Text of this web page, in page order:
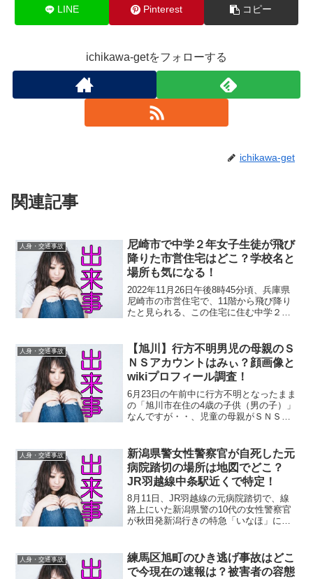
LINE Pinterest コピー
ichikawa-getをフォローする
ichikawa-get
関連記事
人身・交通事故
尼崎市で中学２年女子生徒が飛び
降りた市営住宅はどこ？学校名と
場所も気になる！
2022年11月26日午後8時45分頃、兵庫県
尼崎市の市営住宅で、11階から飛び降り
たと見られる、この住宅に住む中学２年
した。報道によると、近くの住民から
「人が落ちてき...
人身・交通事故
【旭川】行方不明男児の母親のＳ
ＮＳアカウントはみぃ？顔画像と
wikiプロフィール調査！
6月23日の午前中に行方不明となったまま
の「旭川市在住の4歳の子供（男の子）」
なんですが・・、児童の母親がＳＮＳで
とはＸ（旧ツイッター）で、アカウント
名は、「みぃ @m...
人身・交通事故
新潟県警女性警察官が自死した元
病院踏切の場所は地図でどこ？
JR羽越線中条駅近くで特定！
8月11日、JR羽越線の元病院踏切で、線
路上にいた新潟県警の10代の女性警察官
が秋田発新潟行きの特急「いなほ」には
ーダーから自ら線路内に侵入したとみら
れ、自殺の可能性が...
人身・交通事故
練馬区旭町のひき逃げ事故はどこ
で今現在の速報は？被害者の容態